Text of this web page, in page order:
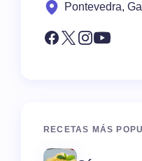
Pontevedra,
RECETAS MÁS